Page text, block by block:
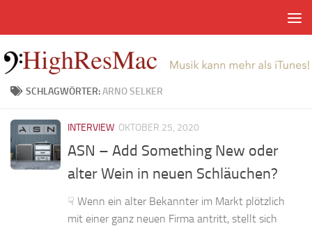
SCHLAGWÖRTER:ARNO SELKER
INTERVIEW OKTOBER 25, 2020
ASN – Add Something New oder
alter Wein in neuen Schläuchen?
☟ Wenn ein alter Bekannter im Markt plötzlich
mit einer ganz neuen Firma antritt, stellt sich